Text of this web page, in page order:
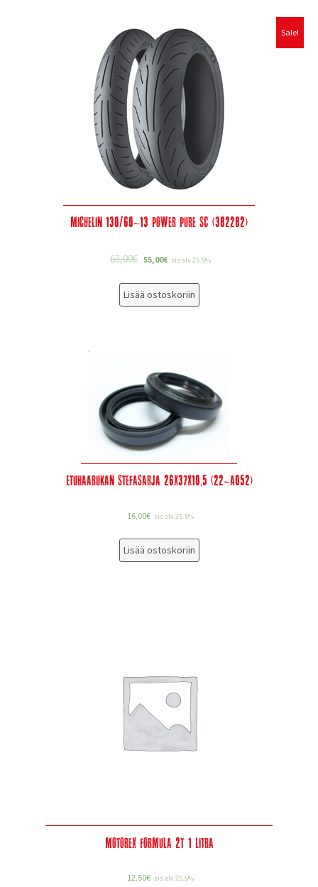
Sale!
Michelin 130/60-13 Power Pure SC (382282)
63,00€ 55,00€ sis alv 25.5%
Lisää ostoskoriin
Etuhaarukan stefasarja 26x37x10,5 (22-A052)
16,00€ sis alv 25.5%
Lisää ostoskoriin
Motorex Formula 2T 1 Litra
12,50€ sis alv 25.5%